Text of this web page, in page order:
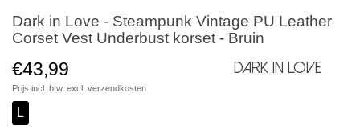
Dark in Love - Steampunk Vintage PU Leather
Corset Vest Underbust korset - Bruin
€43,99
Prijs incl. btw, excl. verzendkosten
Dark in Love
L